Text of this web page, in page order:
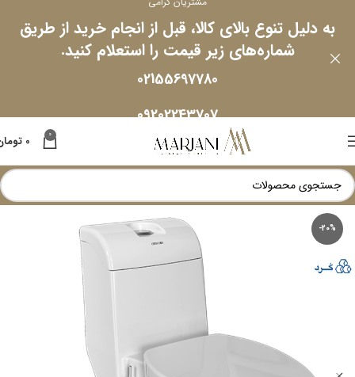
0
0
-20%
به دلیل تنوع بالای کالا، قبل از انجام خرید از طریق
شماره‌های زیر قیمت را استعلام کنید.
02155697780
09202243707